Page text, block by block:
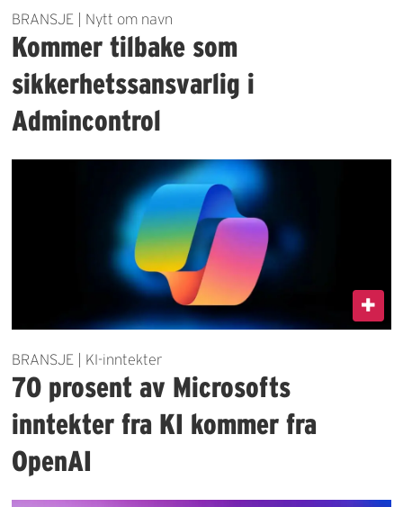
BRANSJE | Nytt om navn
Kommer tilbake som
sikkerhetssansvarlig i
Admincontrol
BRANSJE | KI-inntekter
70 prosent av Microsofts
inntekter fra KI kommer fra
OpenAI